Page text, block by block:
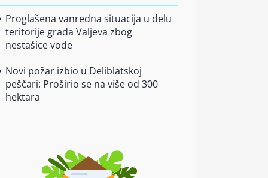
Proglašena vanredna situacija u delu
teritorije grada Valjeva zbog
nestašice vode
Novi požar izbio u Deliblatskoj
peščari: Proširio se na više od 300
hektara